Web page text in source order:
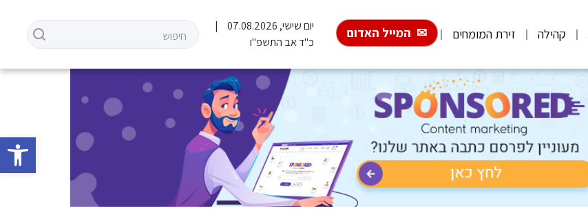
פתח
קהילה זירת המומחים המייל האדום
יום שישי, 07.08.2026
כ"ד אב התשפ"ו